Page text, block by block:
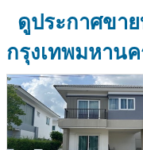
ดูประกาศขา
กรุงเทพมหาน